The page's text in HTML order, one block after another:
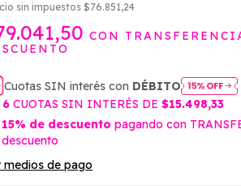
sin impuestos $76.851,24
CON
Cuotas SIN interés con DÉBITO
6 CUOTAS SIN INTERÉS DE $15.498,33
15% de descuento pagando con
descuento
medios de pago